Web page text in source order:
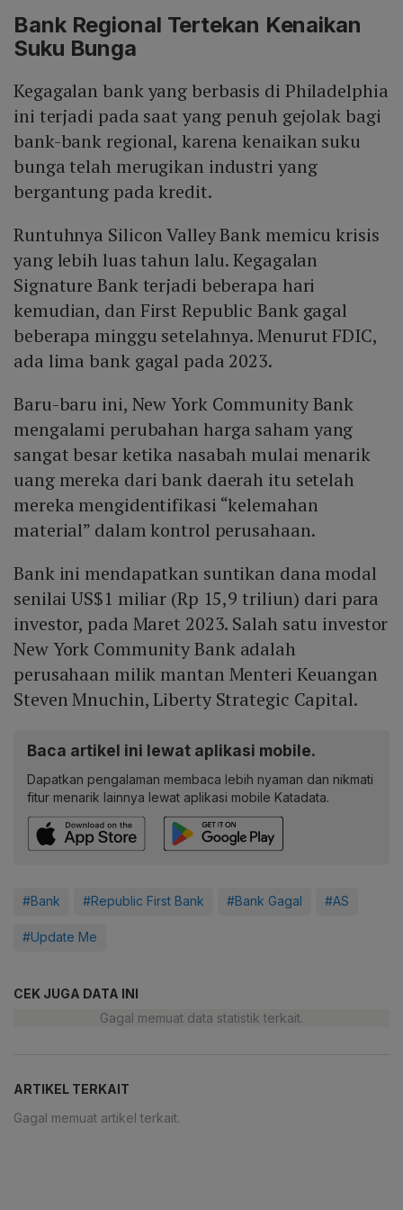
Bank Regional Tertekan Kenaikan
Suku Bunga
Kegagalan bank yang berbasis di Philadelphia
ini terjadi pada saat yang penuh gejolak bagi
bank-bank regional, karena kenaikan suku
bunga telah merugikan industri yang
bergantung pada kredit.
Runtuhnya Silicon Valley Bank memicu krisis
yang lebih luas tahun lalu. Kegagalan
Signature Bank terjadi beberapa hari
kemudian, dan First Republic Bank gagal
beberapa minggu setelahnya. Menurut FDIC,
ada lima bank gagal pada 2023.
Baru-baru ini, New York Community Bank
mengalami perubahan harga saham yang
sangat besar ketika nasabah mulai menarik
uang mereka dari bank daerah itu setelah
mereka mengidentifikasi “kelemahan
material” dalam kontrol perusahaan.
Bank ini mendapatkan suntikan dana modal
senilai US$1 miliar (Rp 15,9 triliun) dari para
investor, pada Maret 2023. Salah satu investor
New York Community Bank adalah
perusahaan milik mantan Menteri Keuangan
Steven Mnuchin, Liberty Strategic Capital.
Baca artikel ini lewat aplikasi mobile.
Dapatkan pengalaman membaca lebih nyaman dan nikmati
fitur menarik lainnya lewat aplikasi mobile Katadata.
#Bank #Republic First Bank #Bank Gagal #AS
#Update Me
CEK JUGA DATA INI
Gagal memuat data statistik terkait.
ARTIKEL TERKAIT
Gagal memuat artikel terkait.